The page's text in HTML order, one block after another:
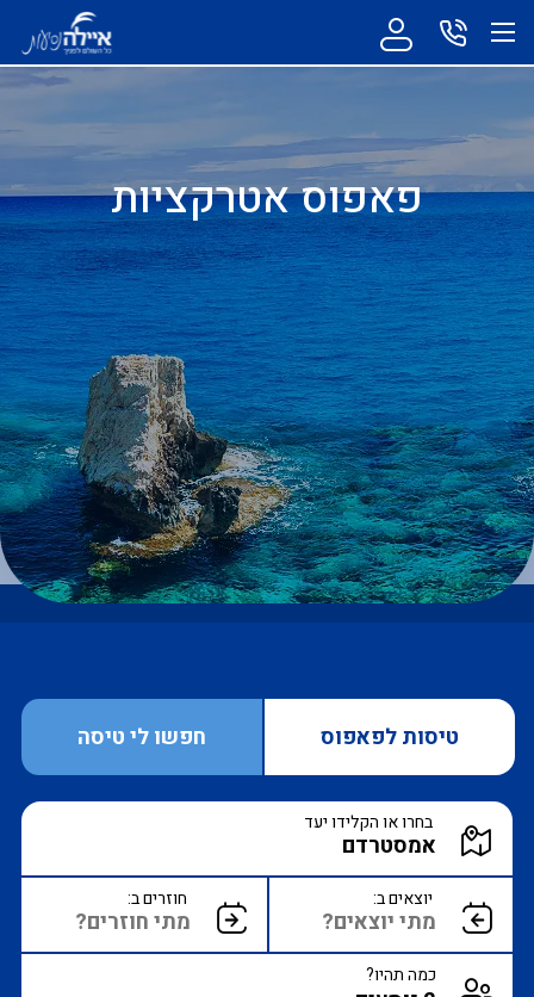
פאפוס אטרקציות
טיסות לפאפוס חפשו לי טיסה
בחרו או הקלידו יעדהקלד יעד או עבור לכפתור הבא לבחירת יעדהצג רשימת יעדים לבחירה
יוצאים ב: חוזרים ב:
כמה תהיו?